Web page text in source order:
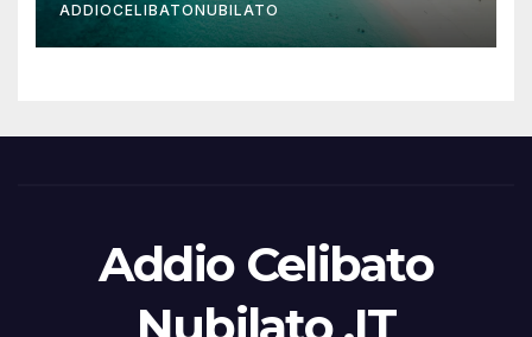
ADDIOCELIBATONUBILATO
Addio Celibato